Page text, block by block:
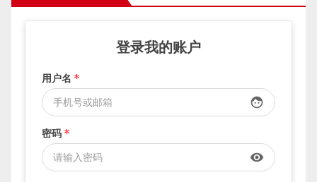
登录我的账户
用户名 *
face
密码 *
visibility